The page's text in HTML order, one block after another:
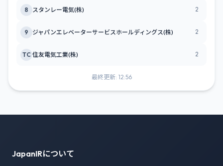
8 スタンレー電気(株) 2
9 ジャパンエレベーターサービスホールディングス(株) 2
TC 住友電気工業(株) 2
最終更新: 12:56
JapanIRについて